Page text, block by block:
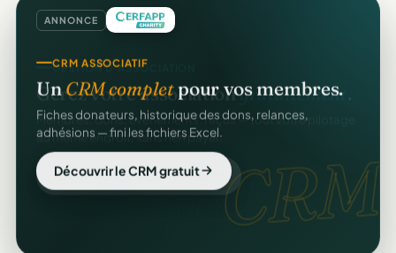
ANNONCE
gratuit.
GESTION D'ASSOCIATION
Gérez votre associationgratuitement
Membres, dons, événements, reçus — tout votre pilotage
au même endroit, sans rien payer.
Créer mon compte gratuit CRM.
CRM ASSOCIATIF
Un CRM completpour vos membres.
Fiches donateurs, historique des dons, relances,
adhésions — fini les fichiers Excel.
Découvrir le CRM gratuit